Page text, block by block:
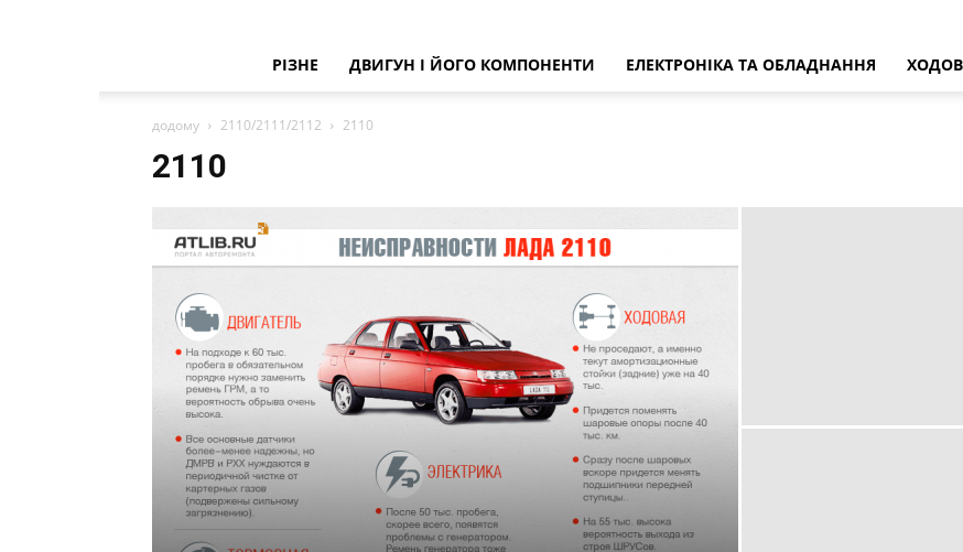
РІЗНЕ ДВИГУН І ЙОГО КОМПОНЕНТИ ЕЛЕКТРОНІКА ТА ОБЛАДНАННЯ
додому 2110/2111/2112 2110
2110